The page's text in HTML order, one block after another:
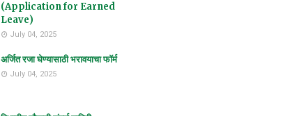
(Application for Earned
Leave)
July 04, 2025
अर्जित रजा घेण्यासाठी भरावयाचा फॉर्म
July 04, 2025